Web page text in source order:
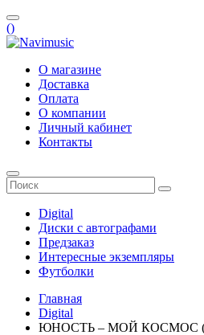
()
О магазине
Доставка
Оплата
О компании
Личный кабинет
Контакты
Digital
Диски с автографами
Предзаказ
Интересные экземпляры
Футболки
Главная
Digital
ЮНОСТЬ – МОЙ КОСМОС